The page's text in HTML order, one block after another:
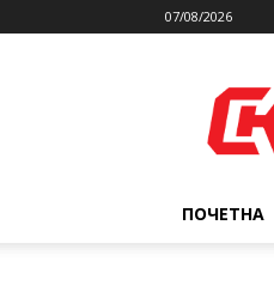
07/08/2026
ПОЧЕТНА